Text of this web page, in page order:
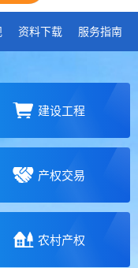
资料下载 服务指南
建设工程
产权交易
农村产权